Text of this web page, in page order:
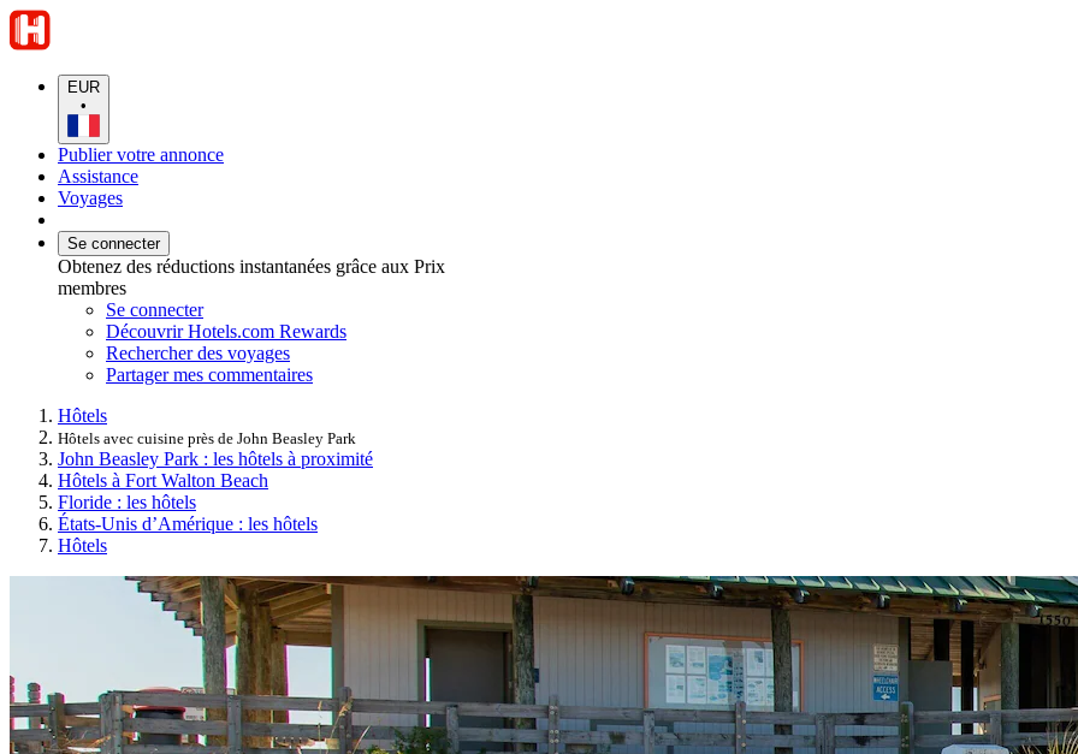
EUR
•
Publier votre annonce
Assistance
Voyages
Se connecter
Obtenez des réductions instantanées grâce aux Prix
membres
Se connecter
Découvrir Hotels.com Rewards
Rechercher des voyages
Partager mes commentaires
Hôtels
Hôtels avec cuisine près de John Beasley Park
John Beasley Park : les hôtels à proximité
Hôtels à Fort Walton Beach
Floride : les hôtels
États-Unis d’Amérique : les hôtels
Hôtels